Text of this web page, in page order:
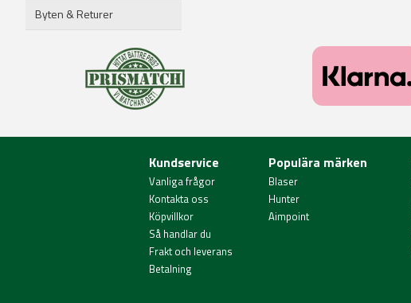
Byten & Returer
Kundservice
Vanliga frågor
Kontakta oss
Köpvillkor
Så handlar du
Frakt och leverans
Betalning
Populära märken
Blaser
Hunter
Aimpoint